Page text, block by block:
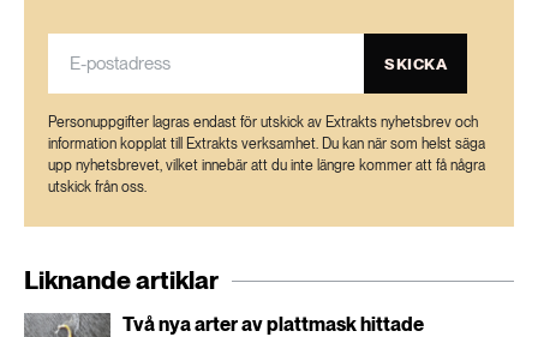
SKICKA
Personuppgifter lagras endast för utskick av Extrakts nyhetsbrev och
information kopplat till Extrakts verksamhet. Du kan när som helst säga
upp nyhetsbrevet, vilket innebär att du inte längre kommer att få några
utskick från oss.
Liknande artiklar
Två nya arter av plattmask hittade